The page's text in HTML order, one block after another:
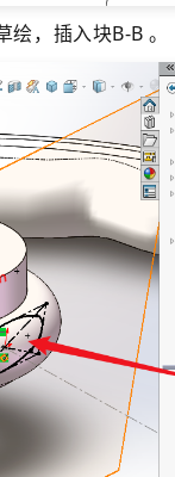
，插入块B-B 。